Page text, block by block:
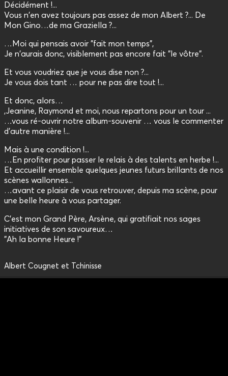
Décidément !...
Vous n'en avez toujours pas assez de mon Albert ?... De
Mon Gino…de ma Graziella ?...
…Moi qui pensais avoir "fait mon temps",
Je n'aurais donc, visiblement pas encore fait "le vôtre".
Et vous voudriez que je vous dise non ?...
Je vous dois tant … pour ne pas dire tout !...
Et donc, alors…
,Jeanine, Raymond et moi, nous repartons pour un tour ...
…vous ré-ouvrir notre album-souvenir … vous le commenter
d'autre manière !...
Mais à une condition !...
…En profiter pour passer le relais à des talents en herbe !...
Et accueillir ensemble quelques jeunes futurs brillants de nos
scènes wallonnes...
…avant ce plaisir de vous retrouver, depuis ma scène, pour
une belle heure à vous partager.
C'est mon Grand Père, Arsène, qui gratifiait nos sages
initiatives de son savoureux…
"Ah la bonne Heure !"
Albert Cougnet et Tchinisse